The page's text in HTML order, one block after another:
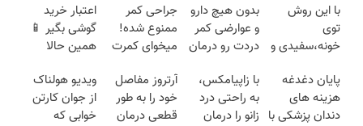
روزه ساخت!
سبک و مقاوم |
پرداخت قسطی
با این روش
توی
خونه،سفیدی و
برگردون
(40%off)
بدون هیچ دارو
و عوارضی کمر
دردت رو درمان
(پرسش‌نامه)
جراحی کمر
ممنوع شده!
میخوای کمرت
درمان کنی؟
((پرسش‌نامه))
اعتبار خرید
گوشی بگیر 📱
همین حالا
اعتبار بده 🎯
پایان دغدغه
هزینه های
دندان پزشکی با
با زاپیامکس،
به راحتی درد
زانو را درمان
آرتروز مفاصل
خود را به طور
قطعی درمان
ویدیو هولناک
از جوان کارتن
خوابی که